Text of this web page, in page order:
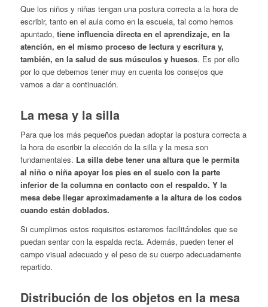
Que los niños y niñas tengan una postura correcta a la hora de
escribir, tanto en el aula como en la escuela, tal como hemos
apuntado, tiene influencia directa en el aprendizaje, en la
atención, en el mismo proceso de lectura y escritura y,
también, en la salud de sus músculos y huesos. Es por ello
por lo que debemos tener muy en cuenta los consejos que
vamos a dar a continuación.
La mesa y la silla
Para que los más pequeños puedan adoptar la postura correcta a
la hora de escribir la elección de la silla y la mesa son
fundamentales. La silla debe tener una altura que le permita
al niño o niña apoyar los pies en el suelo con la parte
inferior de la columna en contacto con el respaldo. Y la
mesa debe llegar aproximadamente a la altura de los codos
cuando están doblados.
Si cumplimos estos requisitos estaremos facilitándoles que se
puedan sentar con la espalda recta. Además, pueden tener el
campo visual adecuado y el peso de su cuerpo adecuadamente
repartido.
Distribución de los objetos en la mesa